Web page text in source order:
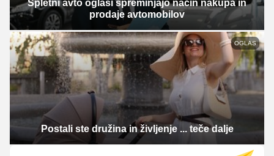
Spletni avto oglasi spreminjajo način nakupa in
prodaje avtomobilov
OGLAS
Postali ste družina in življenje ... teče dalje